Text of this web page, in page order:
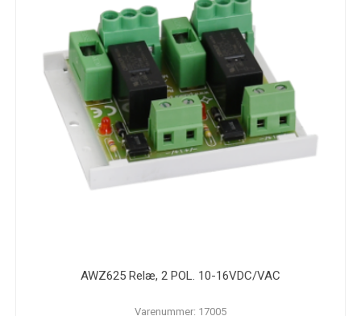
AWZ625 Relæ, 2 POL. 10-16VDC/VAC
Varenummer: 17005